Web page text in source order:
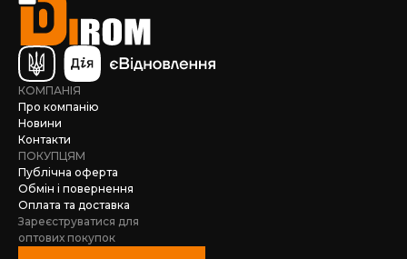
КОМПАНІЯ
Про компанію
Новини
Контакти
ПОКУПЦЯМ
Публічна оферта
Обмін і повернення
Оплата та доставка
Зареєструватися для
оптових покупок